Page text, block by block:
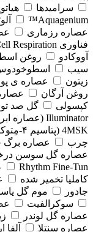
سرامیدها
Aquagenium™
عصاره رزماری
فناوری Cell Respiration™
آووکادو
روغن
سیب
زیتون
عصاره ی
روغن آرگان
کپسولی
گل صد
Illuminator (عصاره ابریشم طلایی، مروارید ژاپنی، تیانین)
4MSK (پتاسیم ۴‑مِتوکسی‌سالیسیلات)
چرب
عصاره برگ
عصاره گل سوسن
Rhythm Fine‑Tun
کاملیا تخمیر شده
جادور
موم گل
سوکرالفیت
عصاره گل لوندر
عصاره سنتلا
آلفا